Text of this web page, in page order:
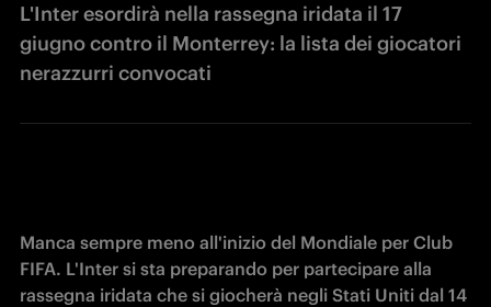
L'Inter esordirà nella rassegna iridata il 17
giugno contro il Monterrey: la lista dei giocatori
nerazzurri convocati
Manca sempre meno all'inizio del Mondiale per Club
FIFA. L'Inter si sta preparando per partecipare alla
rassegna iridata che si giocherà negli Stati Uniti dal 14